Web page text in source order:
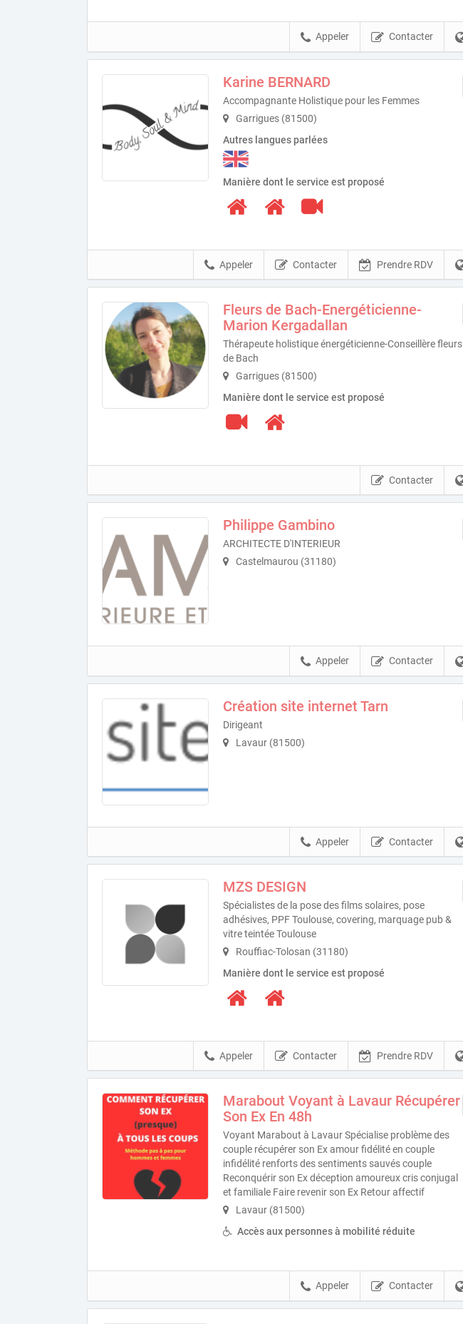
Contacter
Appeler
Karine BERNARD
Accompagnante Holistique pour les Femmes
Garrigues (81500)
Autres langues parlées
Manière dont le service est proposé
Prendre RDV
Contacter
Appeler
Fleurs de Bach-Energéticienne-
Marion Kergadallan
Thérapeute holistique énergéticienne-Conseillère fleurs
de Bach
Garrigues (81500)
Manière dont le service est proposé
Contacter
Philippe Gambino
ARCHITECTE D'INTERIEUR
Castelmaurou (31180)
Contacter
Appeler
Création site internet Tarn
Dirigeant
Lavaur (81500)
Contacter
Appeler
MZS DESIGN
Spécialistes de la pose des films solaires, pose
adhésives, PPF Toulouse, covering, marquage pub &
vitre teintée Toulouse
Rouffiac-Tolosan (31180)
Manière dont le service est proposé
Prendre RDV
Contacter
Appeler
Marabout Voyant à Lavaur Récupérer
Son Ex En 48h
Voyant Marabout à Lavaur Spécialise problème des
couple récupérer son Ex amour fidélité en couple
infidélité renforts des sentiments sauvés couple
Reconquérir son Ex déception amoureux cris conjugal
et familiale Faire revenir son Ex Retour affectif
Lavaur (81500)
Accès aux personnes à mobilité réduite
Contacter
Appeler